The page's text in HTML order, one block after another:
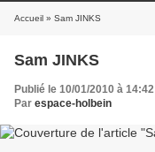
Accueil » Sam JINKS
Sam JINKS
Publié le 10/01/2010 à 14:42
Par espace-holbein